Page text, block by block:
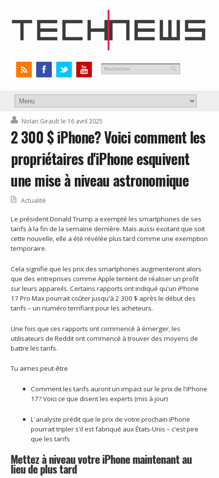
Nolan Girault le 16 avril 2025
2 300 $ iPhone? Voici comment les
propriétaires d'iPhone esquivent
une mise à niveau astronomique
Actualité
Le président Donald Trump a exempté les smartphones de ses
tarifs à la fin de la semaine dernière. Mais aussi excitant que soit
cette nouvelle, elle a été révélée plus tard comme une exemption
temporaire.
Cela signifie que les prix des smartphones augmenteront alors
que des entreprises comme Apple tentent de réaliser un profit
sur leurs appareils. Certains rapports ont indiqué qu'un iPhone
17 Pro Max pourrait coûter jusqu'à 2 300 $ après le début des
tarifs – un numéro terrifiant pour les acheteurs.
Une fois que ces rapports ont commencé à émerger, les
utilisateurs de Reddit ont commencé à trouver des moyens de
battre les tarifs.
Tu aimes peut-être
Comment les tarifs auront un impact sur le prix de l'iPhone
17? Voici ce que disent les experts (mis à jour)
L'analyste prédit que le prix de votre prochain iPhone
pourrait tripler s'il est fabriqué aux États-Unis – c'est pire
que les tarifs
Mettez à niveau votre iPhone maintenant au
lieu de plus tard